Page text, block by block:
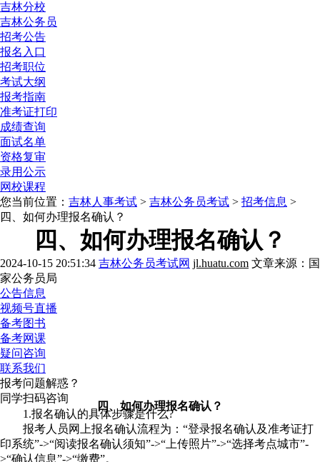
吉林分校
吉林公务员
招考公告
报名入口
招考职位
考试大纲
报考指南
准考证打印
成绩查询
面试名单
资格复审
录用公示
网校课程
您当前位置： 吉林人事考试 > 吉林公务员考试 > 招考信息 >
四、如何办理报名确认？
四、如何办理报名确认？
2024-10-15 20:51:34 吉林公务员考试网 jl.huatu.com 文章来源：国
家公务员局
公告信息
视频号直播
备考图书
备考网课
疑问咨询
联系我们
报考问题解惑？
同学扫码咨询
四、如何办理报名确认？
1.报名确认的具体步骤是什么?
报考人员网上报名确认流程为：“登录报名确认及准考证打
印系统”->“阅读报名确认须知”->“上传照片”->“选择考点城市”-
>“确认信息”->“缴费”。